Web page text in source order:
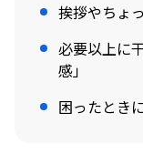
挨拶やちょ
必要以上に
感」
困ったとき